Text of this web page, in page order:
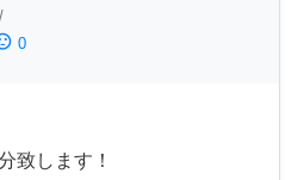
/
0
致します！